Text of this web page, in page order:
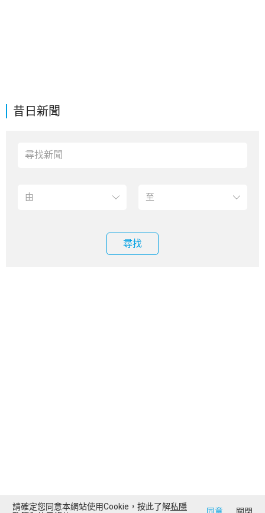
昔日新聞
尋找
請確定您同意本網站使用Cookie，按此了解私隱